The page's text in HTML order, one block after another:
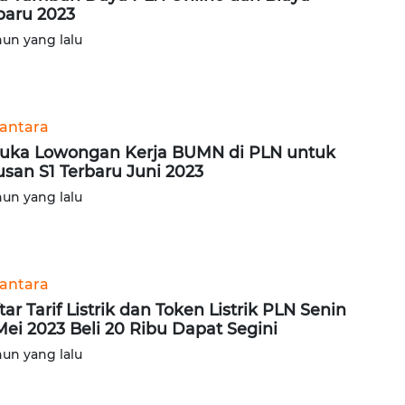
2023
yang lalu
Lowongan Kerja BUMN di PLN untuk
S1 Terbaru Juni 2023
yang lalu
Tarif Listrik dan Token Listrik PLN Senin
2023 Beli 20 Ribu Dapat Segini
yang lalu